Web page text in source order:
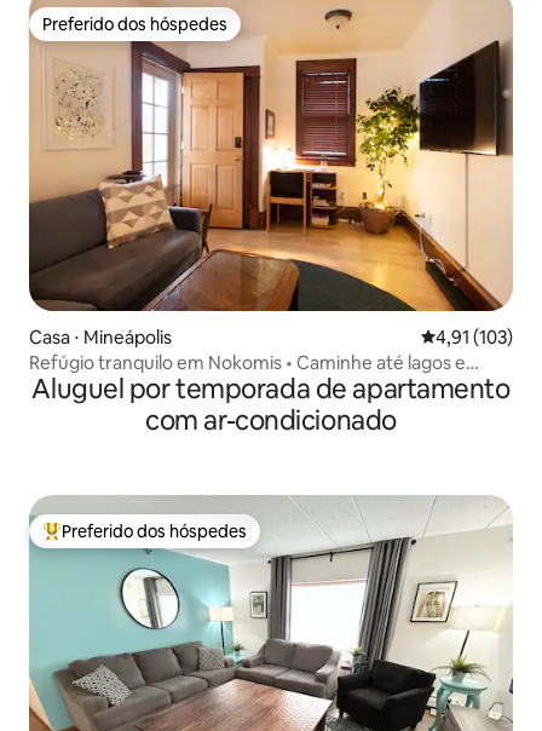
Preferido dos hóspedes
Preferido dos hóspedes
Casa ⋅ Mineápolis 4,91 de uma
4,91 (103)
Refúgio tranquilo em Nokomis • Caminhe até lagos e
trilhas
Aluguel por temporada de apartamento
com ar-condicionado
Entre os melhores preferidos dos hóspedes
Preferido dos hóspedes